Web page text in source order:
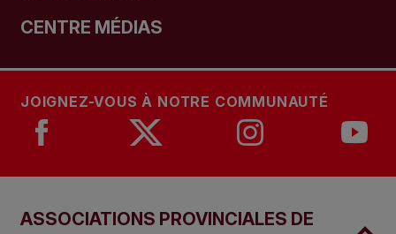
CENTRE MÉDIAS
JOIGNEZ-VOUS À NOTRE COMMUNAUTÉ
ASSOCIATIONS PROVINCIALES DE